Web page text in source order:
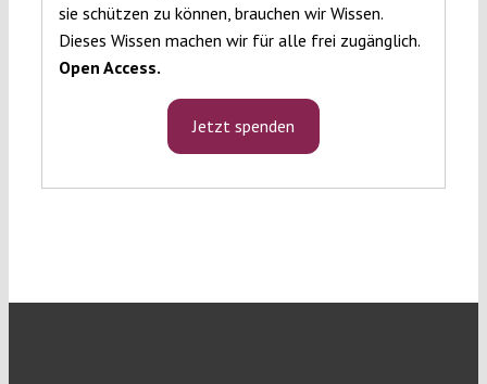
sie schützen zu können, brauchen wir Wissen.
Dieses Wissen machen wir für alle frei zugänglich.
Open Access.
Jetzt spenden